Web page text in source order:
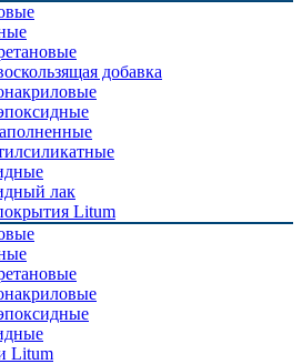
добавка
лак
Litum
Litum